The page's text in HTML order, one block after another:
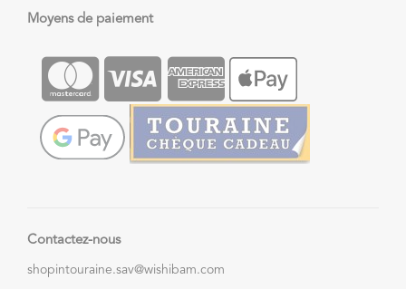
Moyens de paiement
Contactez-nous
shopintouraine.sav@wishibam.com